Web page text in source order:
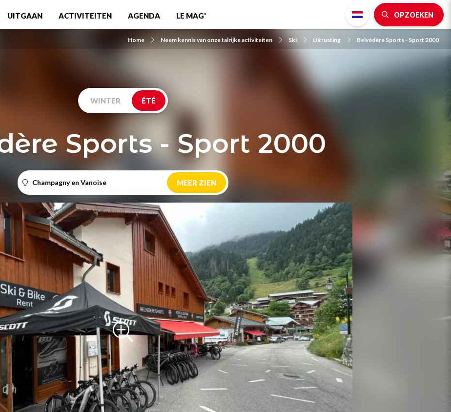
UITGAAN ACTIVITEITEN AGENDA LE MAG' OPZOEKEN
Home Neem kennis van onze talrijke activiteiten Ski Uitrusting Belvédère Sports - Sport 2000
WINTER ÉTÉ
Sports - Sport 2000
Champagny en Vanoise MEER ZIEN